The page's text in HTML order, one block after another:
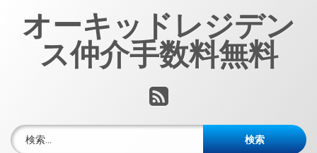
オーキッドレジデン
ス仲介手数料無料
RSS
検索: